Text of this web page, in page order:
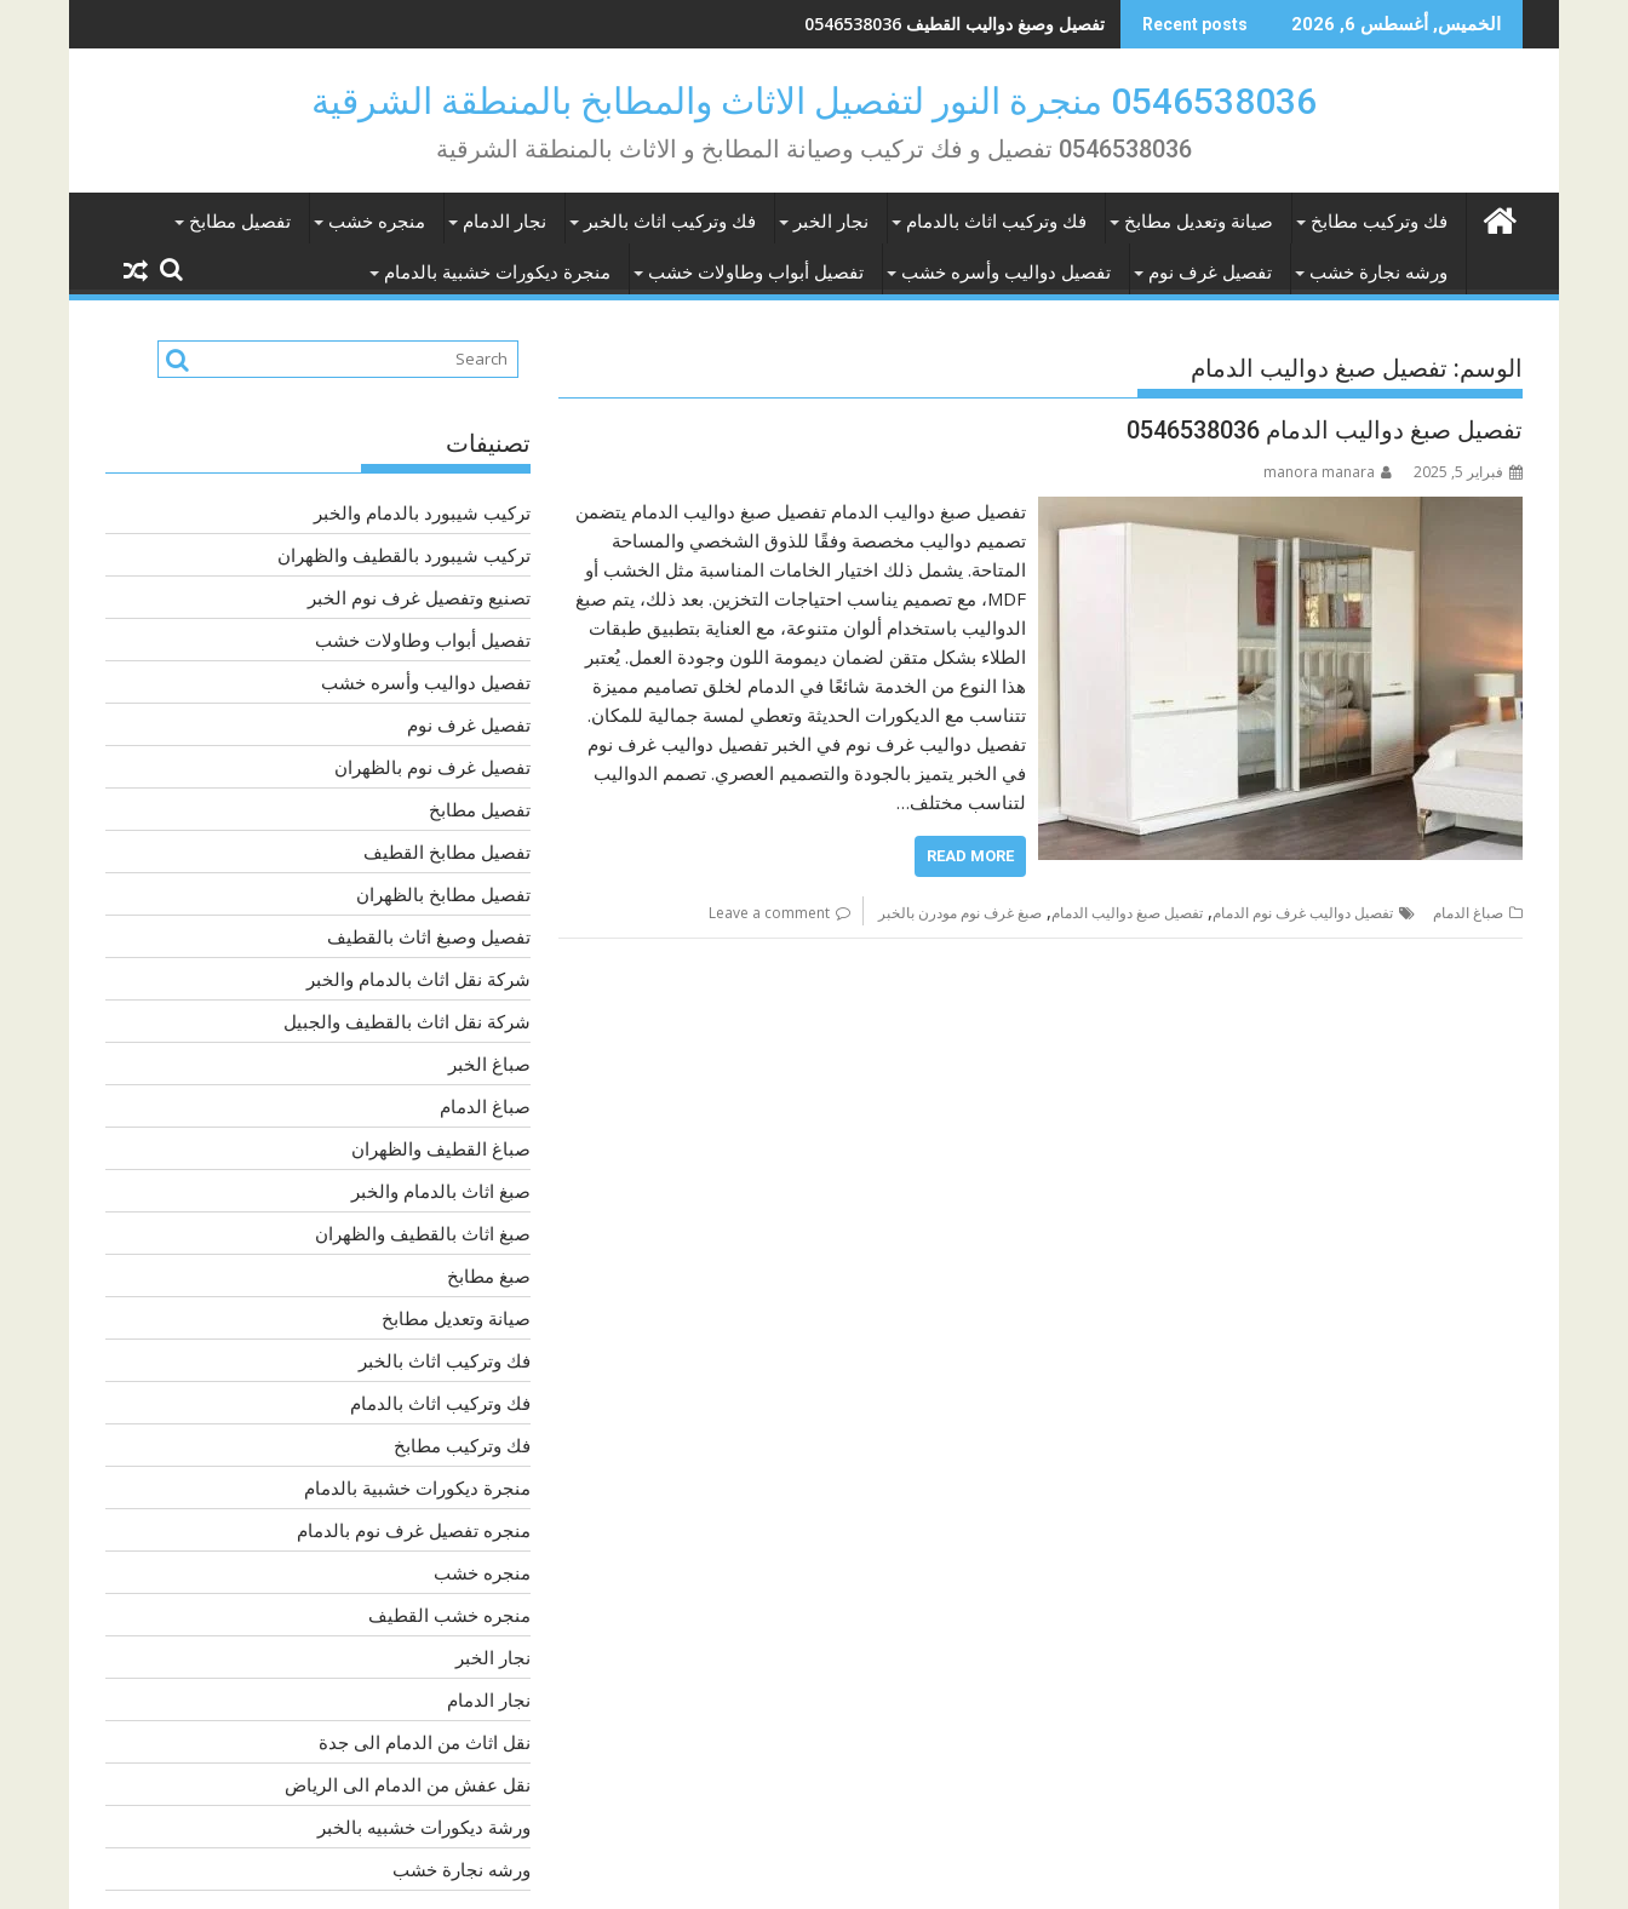
to
الخميس, أغسطس 6, 2026 Recent posts تفصيل وصبغ دواليب القطيف 0546538036
0546538036 منجرة النور لتفصيل الاثاث والمطابخ بالمنطقة الشرقية
0546538036 تفصيل و فك تركيب وصيانة المطابخ و الاثاث بالمنطقة الشرقية
فك وتركيب مطابخ صيانة وتعديل مطابخ فك وتركيب اثاث بالدمام نجار الخبر فك وتركيب اثاث بالخبر نجار الدمام منجره خشب تفصيل مطابخ
ورشه نجارة خشب تفصيل غرف نوم تفصيل دواليب وأسره خشب تفصيل أبواب وطاولات خشب منجرة ديكورات خشبية بالدمام
الوسم: تفصيل صبغ دواليب الدمام
تفصيل صبغ دواليب الدمام 0546538036
فبراير 5, 2025 manora manara
تفصيل صبغ دواليب الدمام تفصيل صبغ دواليب الدمام يتضمن
تصميم دواليب مخصصة وفقًا للذوق الشخصي والمساحة
المتاحة. يشمل ذلك اختيار الخامات المناسبة مثل الخشب أو
MDF، مع تصميم يناسب احتياجات التخزين. بعد ذلك، يتم صبغ
الدواليب باستخدام ألوان متنوعة، مع العناية بتطبيق طبقات
الطلاء بشكل متقن لضمان ديمومة اللون وجودة العمل. يُعتبر
هذا النوع من الخدمة شائعًا في الدمام لخلق تصاميم مميزة
تتناسب مع الديكورات الحديثة وتعطي لمسة جمالية للمكان.
تفصيل دواليب غرف نوم في الخبر تفصيل دواليب غرف نوم
في الخبر يتميز بالجودة والتصميم العصري. تصمم الدواليب
لتناسب مختلف…
READ MORE
صباغ الدمام تفصيل دواليب غرف نوم الدمام, تفصيل صبغ دواليب الدمام, صبغ غرف نوم مودرن بالخبر Leave a comment
تصنيفات
تركيب شيبورد بالدمام والخبر
تركيب شيبورد بالقطيف والظهران
تصنيع وتفصيل غرف نوم الخبر
تفصيل أبواب وطاولات خشب
تفصيل دواليب وأسره خشب
تفصيل غرف نوم
تفصيل غرف نوم بالظهران
تفصيل مطابخ
تفصيل مطابخ القطيف
تفصيل مطابخ بالظهران
تفصيل وصبغ اثاث بالقطيف
شركة نقل اثاث بالدمام والخبر
شركة نقل اثاث بالقطيف والجبيل
صباغ الخبر
صباغ الدمام
صباغ القطيف والظهران
صبغ اثاث بالدمام والخبر
صبغ اثاث بالقطيف والظهران
صبغ مطابخ
صيانة وتعديل مطابخ
فك وتركيب اثاث بالخبر
فك وتركيب اثاث بالدمام
فك وتركيب مطابخ
منجرة ديكورات خشبية بالدمام
منجره تفصيل غرف نوم بالدمام
منجره خشب
منجره خشب القطيف
نجار الخبر
نجار الدمام
نقل اثاث من الدمام الى جدة
نقل عفش من الدمام الى الرياض
ورشة ديكورات خشبيه بالخبر
ورشه نجارة خشب